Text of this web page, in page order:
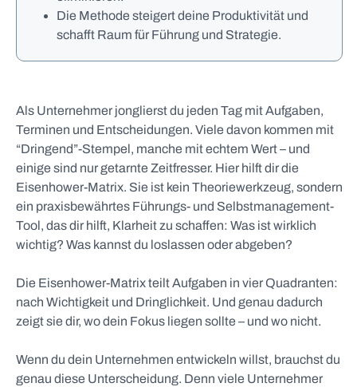
Die Methode steigert deine Produktivität und
schafft Raum für Führung und Strategie.
Als Unternehmer jonglierst du jeden Tag mit Aufgaben,
Terminen und Entscheidungen. Viele davon kommen mit
“Dringend”-Stempel, manche mit echtem Wert – und
einige sind nur getarnte Zeitfresser. Hier hilft dir die
Eisenhower-Matrix. Sie ist kein Theoriewerkzeug, sondern
ein praxisbewährtes Führungs- und Selbstmanagement-
Tool, das dir hilft, Klarheit zu schaffen: Was ist wirklich
wichtig? Was kannst du loslassen oder abgeben?
Die Eisenhower-Matrix teilt Aufgaben in vier Quadranten:
nach Wichtigkeit und Dringlichkeit. Und genau dadurch
zeigt sie dir, wo dein Fokus liegen sollte – und wo nicht.
Wenn du dein Unternehmen entwickeln willst, brauchst du
genau diese Unterscheidung. Denn viele Unternehmer